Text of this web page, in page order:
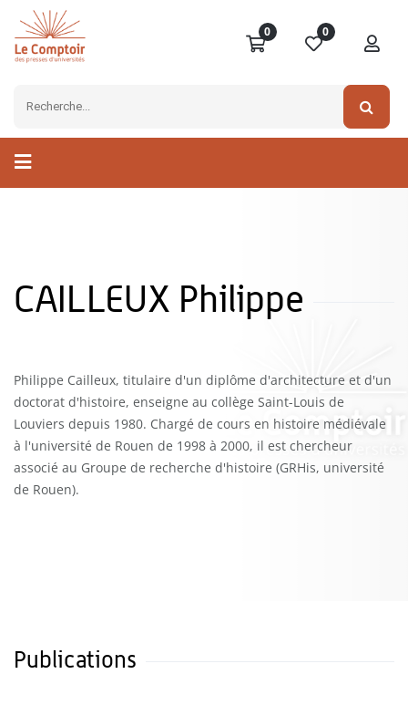
0 0
CAILLEUX Philippe
Philippe Cailleux, titulaire d'un diplôme d'architecture et d'un
doctorat d'histoire, enseigne au collège Saint-Louis de
Louviers depuis 1980. Chargé de cours en histoire médiévale
à l'université de Rouen de 1998 à 2000, il est chercheur
associé au Groupe de recherche d'histoire (GRHis, université
de Rouen).
Publications